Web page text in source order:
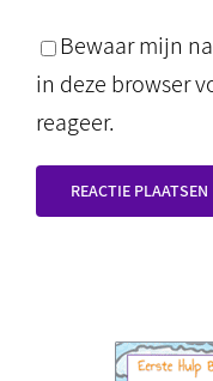
Bewaar mijn
in deze browser
reageer.